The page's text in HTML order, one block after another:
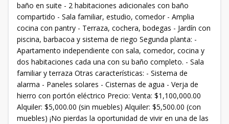
baño en suite - 2 habitaciones adicionales con baño
compartido - Sala familiar, estudio, comedor - Amplia
cocina con pantry - Terraza, cochera, bodegas - Jardín con
piscina, barbacoa y sistema de riego Segunda planta: -
Apartamento independiente con sala, comedor, cocina y
dos habitaciones cada una con su baño completo. - Sala
familiar y terraza Otras características: - Sistema de
alarma - Paneles solares - Cisternas de agua - Verja de
hierro con portón eléctrico Precio: Venta: $1,100,000.00
Alquiler: $5,000.00 (sin muebles) Alquiler: $5,500.00 (con
muebles) ¡No pierdas la oportunidad de vivir en una de las